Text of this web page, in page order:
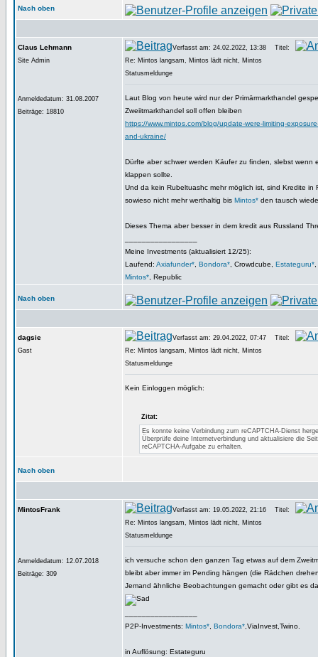
Nach oben
Claus Lehmann
Site Admin
Anmeldedatum: 31.08.2007
Beiträge: 18810
Verfasst am: 24.02.2022, 13:38
Titel:
Re: Mintos langsam, Mintos lädt nicht, Mintos
Statusmeldunge
Laut Blog von heute wird nur der Primärmarkthandel
Zweiitmarkthandel soll offen bleiben
https://www.mintos.com/blog/update-were-limiting-
and-ukraine/
Dürfte aber schwer werden Käufer zu finden, slebst wenn
klappen sollte.
Und da kein Rubeltuashc mehr möglich ist, sind Kredite in
sowieso nicht mehr werthaltig bis Mintos* den tausch
Dieses Thema aber besser in dem kredit aus Russland
Meine Investments (aktualisiert 12/25):
Laufend: Axiafunder* Bondora* , Crowdcube, Estateguru*
Mintos* , Republic
Nach oben
dagsie
Gast
Verfasst am: 29.04.2022, 07:47
Titel:
Re: Mintos langsam, Mintos lädt nicht, Mintos
Statusmeldunge
Kein Einloggen möglich:
Zitat:
Es konnte keine Verbindung zum reCAPTCHA-Dienst
Überprüfe deine Internetverbindung und aktualisiere die
reCAPTCHA-Aufgabe zu erhalten.
Nach oben
MintosFrank
Anmeldedatum: 12.07.2018
Beiträge: 309
Verfasst am: 19.05.2022, 21:16
Titel:
Re: Mintos langsam, Mintos lädt nicht, Mintos
Statusmeldunge
ich versuche schon den ganzen Tag etwas auf dem
bleibt aber immer im Pending hängen (die Rädchen
Jemand ähnliche Beobachtungen gemacht oder gibt es
P2P-Investments: Mintos* Bondora* ,ViaInvest,Twino.
in Auflösung: Estateguru